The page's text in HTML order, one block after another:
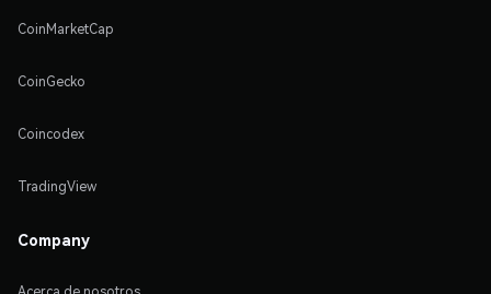
CoinMarketCap
CoinGecko
Coincodex
TradingView
Company